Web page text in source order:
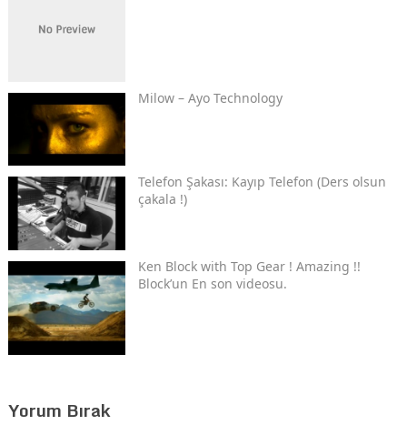
Milow – Ayo Technology
Telefon Şakası: Kayıp Telefon (Ders olsun
çakala !)
Ken Block with Top Gear ! Amazing !!
Block’un En son videosu.
Yorum Bırak